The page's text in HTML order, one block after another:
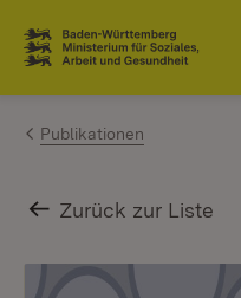
Zum Inhalt springen
Link zur Startseite
Publikationen
Zurück zur Liste